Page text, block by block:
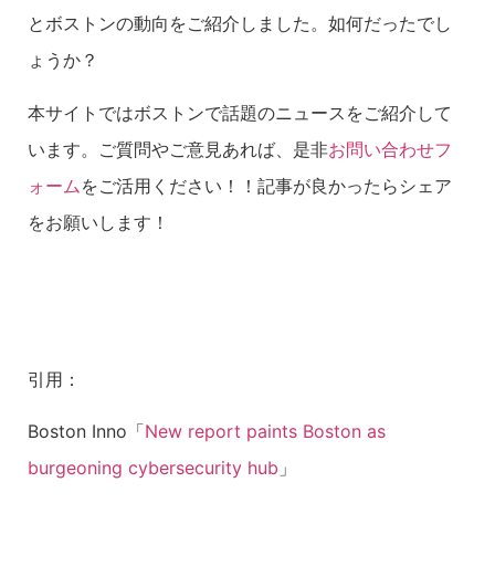
とボストンの動向をご紹介しました。如何だったでし
ょうか？
本サイトではボストンで話題のニュースをご紹介して
います。ご質問やご意見あれば、是非お問い合わせフ
ォーム をご活用ください！！記事が良かったらシェア
をお願いします！
引用：
Boston Inno「New report paints Boston as
burgeoning cybersecurity hub 」